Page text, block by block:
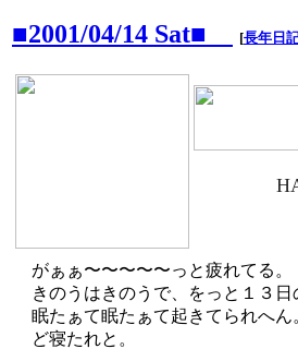
■2001/04/14 Sat■ [長年日
がぁぁ〜〜〜〜〜っと疲れてる。
きのうはきのうで、をっと１３
眠たぁて眠たぁて起きてられへ
ど寝たれと。